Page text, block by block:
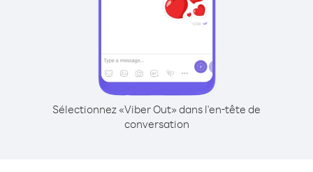
Sélectionnez «Viber Out» dans l'en-tête de
conversation